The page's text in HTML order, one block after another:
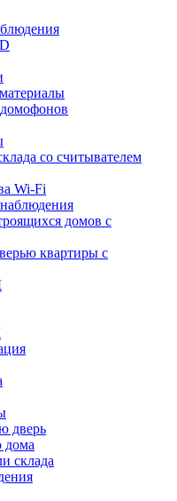
со считывателем
Wi-Fi
домов с
квартиры с
дверь
дома
склада